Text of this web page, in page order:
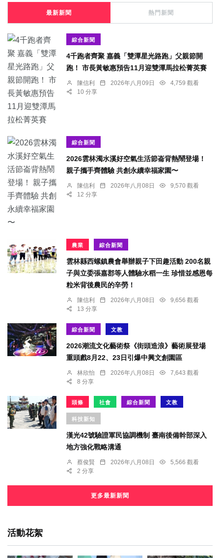
最新新聞 熱門新聞
綜合新聞
4千跑者齊聚 嘉義「雙潭星光路跑」父親節開
跑！ 市長黃敏惠預告11月迎雙潭馬拉松菁英賽
陳信利 2026年八月09日
4,759 觀看
10 分享
綜合新聞
2026雲林濁水溪好空氣生活節崙背熱鬧登場！
親子攜手齊體驗 共創永續幸福家園〜
陳信利 2026年八月08日
9,570 觀看
12 分享
農業 綜合新聞
雲林縣西螺鎮農會舉辦親子下田趣活動 200名親
子與立委張嘉郡等人體驗水稻一生 珍惜並感恩每
粒米背後農民的辛勞！
陳信利 2026年八月08日
9,656 觀看
13 分享
綜合新聞 文教
2026潮流文化藝術祭《街頭造浪》藝術展登場
重頭戲8月22、23日引爆中興文創園區
林欣怡 2026年八月08日
7,643 觀看
8 分享
頭條 社會 綜合新聞 文教
科技新知
漢光42號驗證軍民協調機制 臺南後備幹部深入
地方強化戰略溝通
蔡俊賢 2026年八月08日
5,566 觀看
2 分享
更多最新新聞
活動花絮